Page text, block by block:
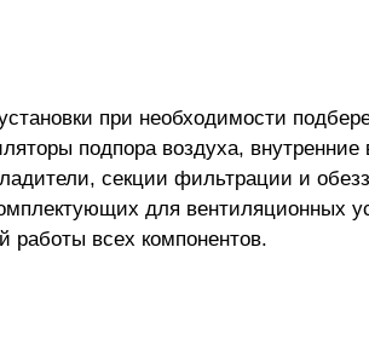
при необходимости
подпора воздуха,
секции фильтрации и
для вентиляционных
всех компонентов.